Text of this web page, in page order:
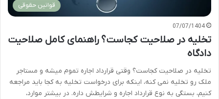
قوانین حقوقی
07/07/1404
تخلیه در صلاحیت کجاست؟ راهنمای کامل صلاحیت
دادگاه
تخلیه در صلاحیت کجاست؟ وقتی قرارداد اجاره تموم میشه و مستاجر
ملک رو تخلیه نمی کنه، اینکه برای درخواست تخلیه به کجا باید مراجعه
کنیم، بستگی به نوع قرارداد اجاره و شرایطش داره. در بیشتر موارد،